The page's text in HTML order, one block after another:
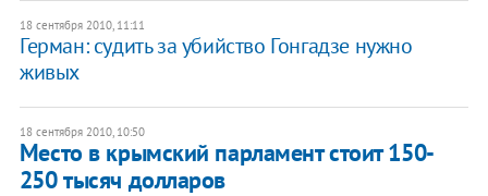
18 сентября 2010, 11:11
Герман: судить за убийство Гонгадзе нужно
живых
18 сентября 2010, 10:50
Место в крымский парламент стоит 150-
250 тысяч долларов